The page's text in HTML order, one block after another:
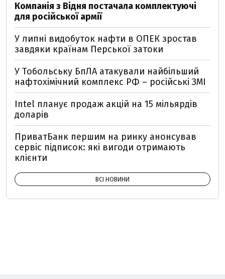
Компанія з Відня постачала комплектуючі
для російської армії
У липні видобуток нафти в ОПЕК зростав
завдяки країнам Перської затоки
У Тобольську БпЛА атакували найбільший
нафтохімічний комплекс РФ – російські ЗМІ
Intel планує продаж акцій на 15 мільярдів
доларів
ПриватБанк першим на ринку анонсував
сервіс підписок: які вигоди отримають
клієнти
ВСІ НОВИНИ